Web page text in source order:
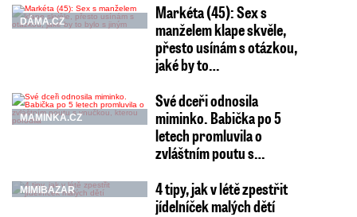
DÁMA.CZ
Markéta (45): Sex s
manželem klape skvěle,
přesto usínám s otázkou,
jaké by to…
MAMINKA.CZ
Své dceři odnosila
miminko. Babička po 5
letech promluvila o
zvláštním poutu s…
MIMIBAZAR
4 tipy, jak v létě zpestřit
jídelníček malých dětí